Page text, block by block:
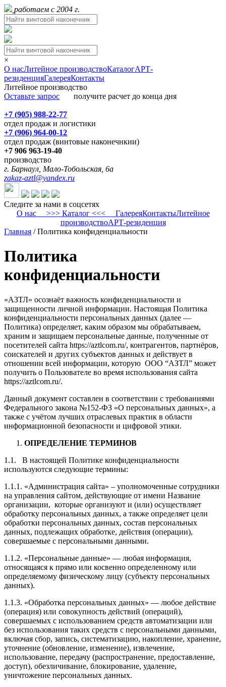
работаем с 2004 г.
×
О насЛитейное производствоКаталогАРТ-
резиденцияГалереяКонтакты
Литейное производство
Оставьте запрос получите расчет до конца дня
+7 (905) 988-22-77
отдел продаж и логистики
+7 (906) 964-00-12
отдел продаж (винтовые наконечнкии)
+7 906 963-19-40
производство
г. Барнаул, Мало-Тобольская, 6а
zakaz-aztl@yandex.ru
Следите за нами в соцсетях
О нас>>> Каталог <<< ГалереяКонтактыЛитейное
производствоАРТ-резиденция
Главная /Политика конфиденциальности
Политика
конфиденциальности
«АЗТЛ» осознаёт важность конфиденциальности и
защищенности личной информации. Настоящая Политика
конфиденциальности персональных данных (далее —
Политика) определяет, каким образом мы обрабатываем,
храним и защищаем персональные данные, полученные от
посетителей сайта https://aztlcom.ru/, контрагентов, партнёров,
соискателей и других субъектов данных и действует в
отношении всей информации, которую ООО “АЗТЛ” может
получить о Пользователе во время использования сайта
https://aztlcom.ru/.
Данный документ составлен в соответствии с требованиями
Федерального закона №152-ФЗ «О персональных данных», а
также с учётом лучших отраслевых практик в области
информационной безопасности и цифровой этики.
ОПРЕДЕЛЕНИЕ ТЕРМИНОВ
1.1. В настоящей Политике конфиденциальности
используются следующие термины:
1.1.1. «Администрация сайта» – уполномоченные сотрудники
на управления сайтом, действующие от имени Название
организации, которые организуют и (или) осуществляет
обработку персональных данных, а также определяет цели
обработки персональных данных, состав персональных
данных, подлежащих обработке, действия (операции),
совершаемые с персональными данными.
1.1.2. «Персональные данные» — любая информация,
относящаяся к прямо или косвенно определенному или
определяемому физическому лицу (субъекту персональных
данных).
1.1.3. «Обработка персональных данных» — любое действие
(операция) или совокупность действий (операций),
совершаемых с использованием средств автоматизации или
без использования таких средств с персональными данными,
включая сбор, запись, систематизацию, накопление, хранение,
уточнение (обновление, изменение), извлечение,
использование, передачу (распространение, предоставление,
доступ), обезличивание, блокирование, удаление,
уничтожение персональных данных.